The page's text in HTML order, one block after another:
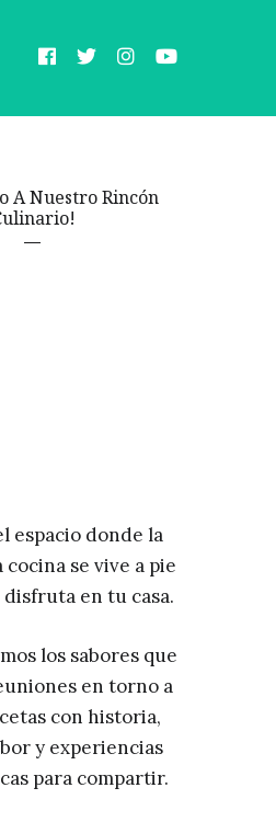
A Nuestro Rincón
espacio donde la
cocina se vive a pie
disfruta en tu casa.
los sabores que
en torno a
con historia,
y experiencias
para compartir.